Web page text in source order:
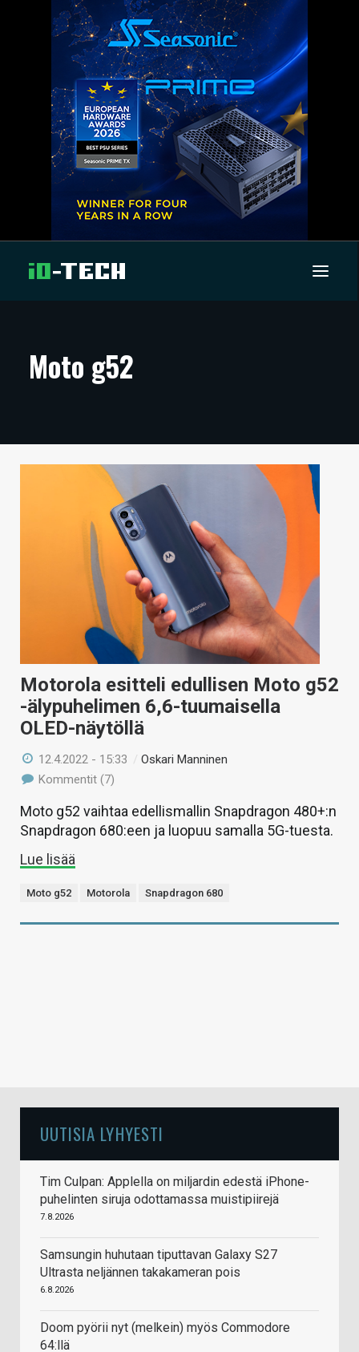
ARTIKKELIT
TECHBBS
HAKU
Moto g52
Motorola esitteli edullisen Moto g52
-älypuhelimen 6,6-tuumaisella
OLED-näytöllä
12.4.2022 - 15:33 /Oskari Manninen
Kommentit (7)
Moto g52 vaihtaa edellismallin Snapdragon 480+:n
Snapdragon 680:een ja luopuu samalla 5G-tuesta.
Lue lisää
Moto g52 Motorola Snapdragon 680
UUTISIA LYHYESTI
Tim Culpan: Applella on miljardin edestä iPhone-
puhelinten siruja odottamassa muistipiirejä
7.8.2026
Samsungin huhutaan tiputtavan Galaxy S27
Ultrasta neljännen takakameran pois
6.8.2026
Doom pyörii nyt (melkein) myös Commodore
64:llä